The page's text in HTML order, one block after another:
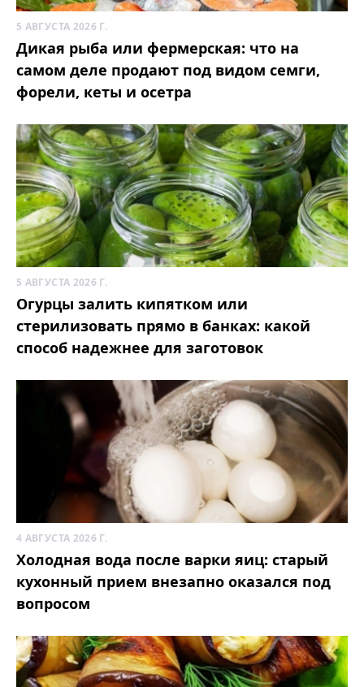
5 АВГУСТА 2026 Г.
Дикая рыба или фермерская: что на
самом деле продают под видом семги,
форели, кеты и осетра
5 АВГУСТА 2026 Г.
Огурцы залить кипятком или
стерилизовать прямо в банках: какой
способ надежнее для заготовок
4 АВГУСТА 2026 Г.
Холодная вода после варки яиц: старый
кухонный прием внезапно оказался под
вопросом